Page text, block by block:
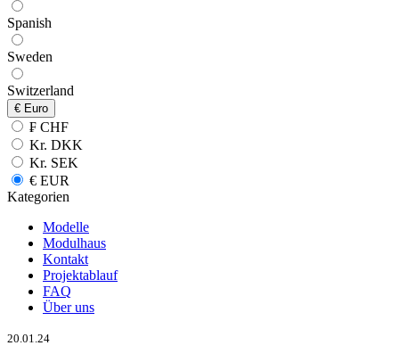
Spanish
Sweden
Switzerland
€ Euro
₣ CHF
Kr. DKK
Kr. SEK
€ EUR
Kategorien
Modelle
Modulhaus
Kontakt
Projektablauf
FAQ
Über uns
20.01.24